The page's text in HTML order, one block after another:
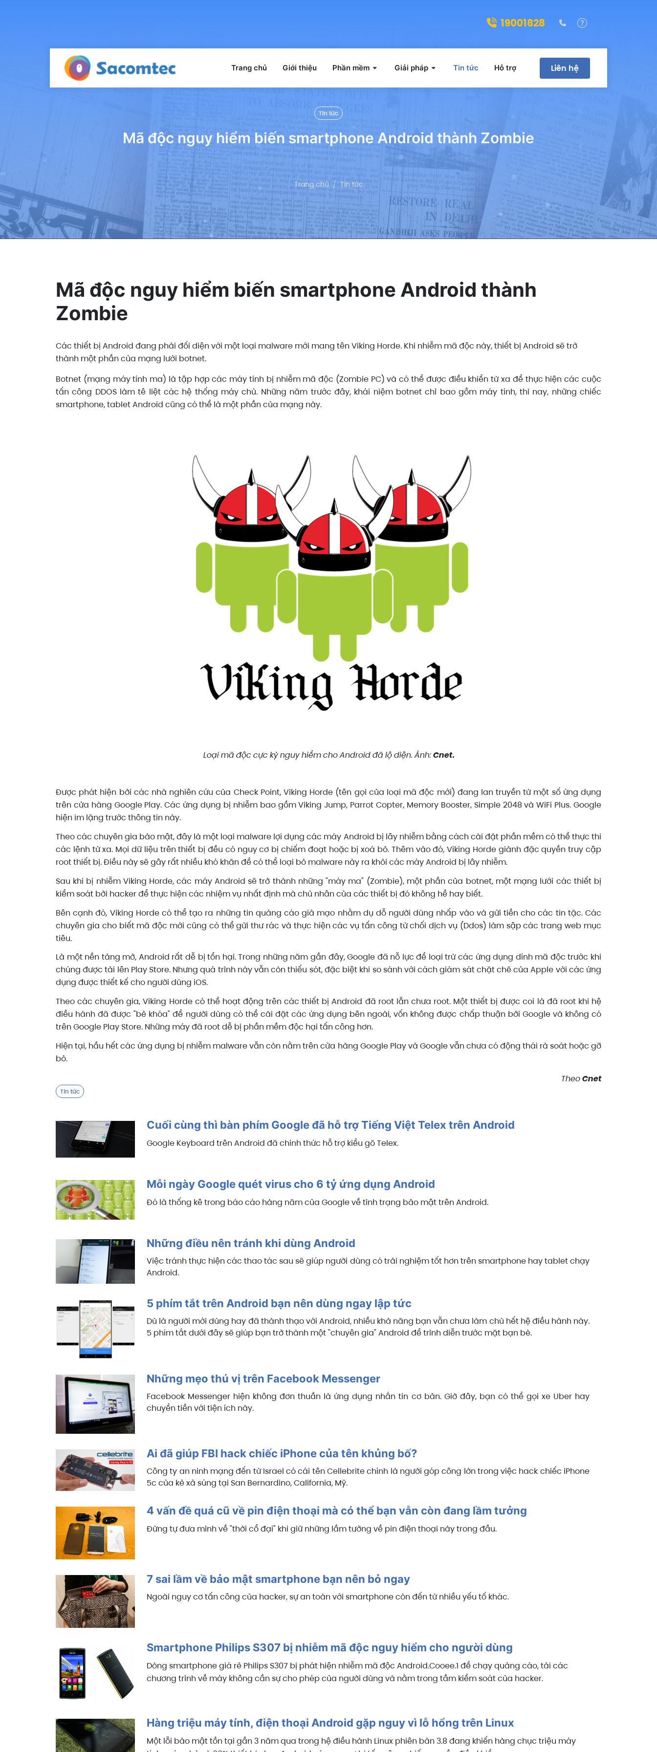
19001828 (028)39322188
Liên hệ
Trang chủ Giới thiệu Phần mềm Giải pháp Tin tức Hỗ trợ
Tin tức
Mã độc nguy hiểm biến smartphone Android thành Zombie
Trang chủ Tin tức
Mã độc nguy hiểm biến smartphone Android thành
Zombie
Các thiết bị Android đang phải đối diện với một loại malware mới mang tên Viking Horde. Khi nhiễm mã độc này, thiết bị Android sẽ trở
thành một phần của mạng lưới botnet.
Botnet (mạng máy tính ma) là tập hợp các máy tính bị nhiễm mã độc (Zombie PC) và có thể được điều khiển từ xa để thực hiện các cuộc
tấn công DDOS làm tê liệt các hệ thống máy chủ. Những năm trước đây, khái niệm botnet chỉ bao gồm máy tính, thì nay, những chiếc
smartphone, tablet Android cũng có thể là một phần của mạng này.
Loại mã độc cực kỳ nguy hiểm cho Android đã lộ diện. Ảnh:Cnet.
Được phát hiện bởi các nhà nghiên cứu của Check Point, Viking Horde (tên gọi của loại mã độc mới) đang lan truyền từ một số ứng dụng
trên cửa hàng Google Play. Các ứng dụng bị nhiễm bao gồm Viking Jump, Parrot Copter, Memory Booster, Simple 2048 và WiFi Plus. Google
hiện im lặng trước thông tin này.
Theo các chuyên gia bảo mật, đây là một loại malware lợi dụng các máy Android bị lây nhiễm bằng cách cài đặt phần mềm có thể thực thi
các lệnh từ xa. Mọi dữ liệu trên thiết bị đều có nguy cơ bị chiếm đoạt hoặc bị xoá bỏ. Thêm vào đó, Viking Horde giành đặc quyền truy cập
root thiết bị. Điều này sẽ gây rất nhiều khó khăn để có thể loại bỏ malware này ra khỏi các máy Android bị lây nhiễm.
Sau khi bị nhiễm Viking Horde, các máy Android sẽ trở thành những "máy ma" (Zombie), một phần của botnet, một mạng lưới các thiết bị
kiểm soát bởi hacker để thực hiện các nhiệm vụ nhất định mà chủ nhân của các thiết bị đó không hề hay biết.
Bên cạnh đó, Viking Horde có thể tạo ra những tin quảng cáo giả mạo nhằm dụ dỗ người dùng nhấp vào và gửi tiền cho các tin tặc. Các
chuyên gia cho biết mã độc mới cũng có thể gửi thư rác và thực hiện các vụ tấn công từ chối dịch vụ (Ddos) làm sập các trang web mục
tiêu.
Là một nền tảng mở, Android rất dễ bị tổn hại. Trong những năm gần đây, Google đã nỗ lực để loại trừ các ứng dụng dính mã độc trước khi
chúng được tải lên Play Store. Nhưng quá trình này vẫn còn thiếu sót, đặc biệt khi so sánh với cách giám sát chặt chẽ của Apple với các ứng
dụng được thiết kế cho người dùng iOS.
Theo các chuyên gia, Viking Horde có thể hoạt động trên các thiết bị Android đã root lẫn chưa root. Một thiết bị được coi là đã root khi hệ
điều hành đã được "bẻ khóa" để người dùng có thể cài đặt các ứng dụng bên ngoài, vốn không được chấp thuận bởi Google và không có
trên Google Play Store. Những máy đã root dễ bị phần mềm độc hại tấn công hơn.
Hiện tại, hầu hết các ứng dụng bị nhiễm malware vẫn còn nằm trên cửa hàng Google Play và Google vẫn chưa có động thái rà soát hoặc gỡ
bỏ.
TheoCnet
Tin tức
Cuối cùng thì bàn phím Google đã hỗ trợ Tiếng Việt Telex trên Android
Google Keyboard trên Android đã chính thức hỗ trợ kiểu gõ Telex.
Mỗi ngày Google quét virus cho 6 tỷ ứng dụng Android
Đó là thống kê trong báo cáo hàng năm của Google về tình trạng bảo mật trên Android.
Những điều nên tránh khi dùng Android
Việc tránh thực hiện các thao tác sau sẽ giúp người dùng có trải nghiệm tốt hơn trên smartphone hay tablet chạy
Android.
5 phím tắt trên Android bạn nên dùng ngay lập tức
Dù là người mới dùng hay đã thành thạo với Android, nhiều khả năng bạn vẫn chưa làm chủ hết hệ điều hành này.
5 phím tắt dưới đây sẽ giúp bạn trở thành một "chuyên gia" Android để trình diễn trước mặt bạn bè.
Những mẹo thú vị trên Facebook Messenger
Facebook Messenger hiện không đơn thuần là ứng dụng nhắn tin cơ bản. Giờ đây, bạn có thể gọi xe Uber hay
chuyển tiền với tiện ích này.
Ai đã giúp FBI hack chiếc iPhone của tên khủng bố?
Công ty an ninh mạng đến từ Israel có cái tên Cellebrite chính là người góp công lớn trong việc hack chiếc iPhone
5c của kẻ xả súng tại San Bernardino, California, Mỹ.
4 vấn đề quá cũ về pin điện thoại mà có thể bạn vẫn còn đang lầm tưởng
Đừng tự đưa mình về "thời cổ đại" khi giữ những lầm tưởng về pin điện thoại này trong đầu.
7 sai lầm về bảo mật smartphone bạn nên bỏ ngay
Ngoài nguy cơ tấn công của hacker, sự an toàn với smartphone còn đến từ nhiều yếu tố khác.
Smartphone Philips S307 bị nhiễm mã độc nguy hiểm cho người dùng
Dòng smartphone giá rẻ Philips S307 bị phát hiện nhiễm mã độc Android.Cooee.1 để chạy quảng cáo, tải các
chương trình về máy không cần sự cho phép của người dùng và nằm trong tầm kiểm soát của hacker.
Hàng triệu máy tính, điện thoại Android gặp nguy vì lỗ hổng trên Linux
Một lỗi bảo mật tồn tại gần 3 năm qua trong hệ điều hành Linux phiên bản 3.8 đang khiến hàng chục triệu máy